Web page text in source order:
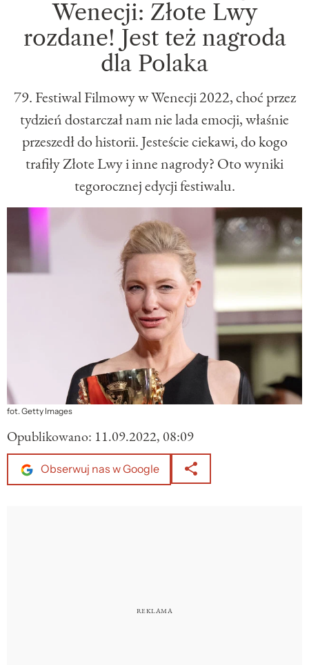
Wenecji: Złote Lwy
rozdane! Jest też nagroda
dla Polaka
79. Festiwal Filmowy w Wenecji 2022, choć przez
tydzień dostarczał nam nie lada emocji, właśnie
przeszedł do historii. Jesteście ciekawi, do kogo
trafiły Złote Lwy i inne nagrody? Oto wyniki
tegorocznej edycji festiwalu.
fot. Getty Images
Opublikowano: 11.09.2022, 08:09
Obserwuj nas w Google